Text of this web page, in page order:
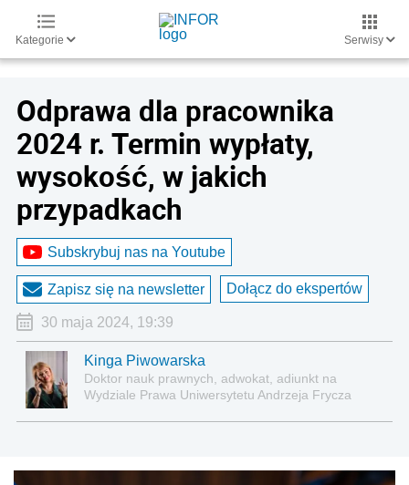
Kategorie Serwisy
Odprawa dla pracownika
2024 r. Termin wypłaty,
wysokość, w jakich
przypadkach
Subskrybuj nas na Youtube
Zapisz się na newsletter Dołącz do ekspertów
30 maja 2024, 19:39
Kinga Piwowarska
Doktor nauk prawnych, adwokat, adiunkt na
Wydziale Prawa Uniwersytetu Andrzeja Frycza
administracyjnoprawnych aspektach związanych z